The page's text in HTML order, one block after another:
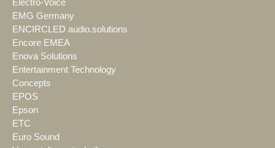
Electro-Voice
EMG Germany
ENCIRCLED audio.solutions
Encore EMEA
Enova Solutions
Entertainment Technology
Concepts
EPOS
Epson
ETC
Euro Sound